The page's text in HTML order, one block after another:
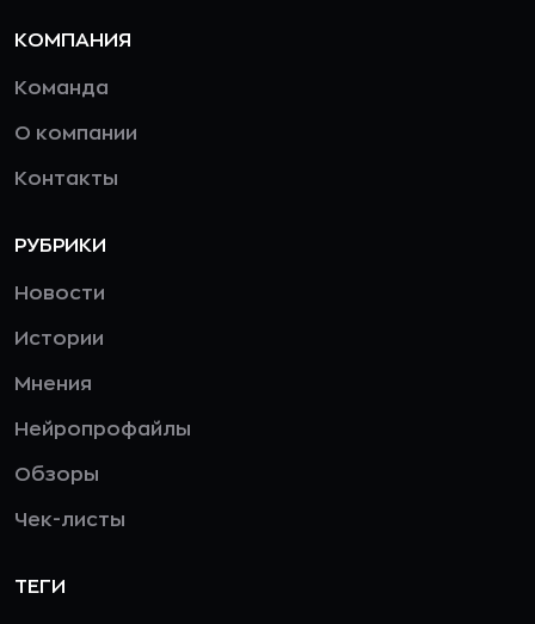
КОМПАНИЯ
Команда
О компании
Контакты
РУБРИКИ
Новости
Истории
Мнения
Нейропрофайлы
Обзоры
Чек-листы
ТЕГИ